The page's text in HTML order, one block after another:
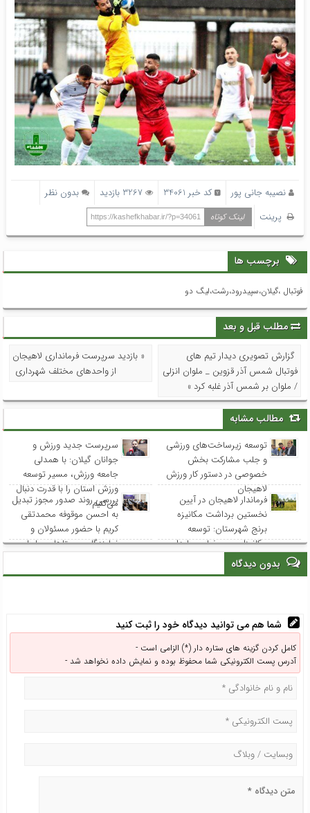
نصیبه جانی پور کد خبر 34061 3267 بازدید
بدون نظر
پرینت
لینک کوتاه https://kashefkhabar.ir/?p=34061
برچسب ها
فوتبال ،گیلان،سپیدرود،رشت،لیگ دو
مطلب قبل و بعد
گزارش تصویری دیدار تیم های
فوتبال شمس آذر قزوین _ ملوان انزلی
/ ملوان بر شمس آذر غلبه کرد »
« بازدید سرپرست فرمانداری لاهیجان
از واحدهای مختلف شهرداری
مطالب مشابه
توسعه زیرساخت‌های ورزشی
و جلب مشارکت بخش
خصوصی در دستور کار ورزش
لاهیجان
سرپرست جدید ورزش و
جوانان گیلان: با همدلی
جامعه ورزش، مسیر توسعه
ورزش استان را با قدرت دنبال
می‌کنیم
فرماندار لاهیجان در آیین
نخستین برداشت مکانیزه
برنج شهرستان: توسعه
مکانیزاسیون، ضامن پایداری
تولید برنج و حمایت از
کشاورزان است
بررسی روند صدور مجوز تبدیل
به احسن موقوفه محمدتقی
کریم با حضور مسئولان و
نمایندگان روستاهای ساحلی
بدون دیدگاه
شما هم می توانید دیدگاه خود را ثبت کنید
کامل کردن گزینه های ستاره دار (*) الزامی است -
آدرس پست الکترونیکی شما محفوظ بوده و نمایش داده نخواهد شد -